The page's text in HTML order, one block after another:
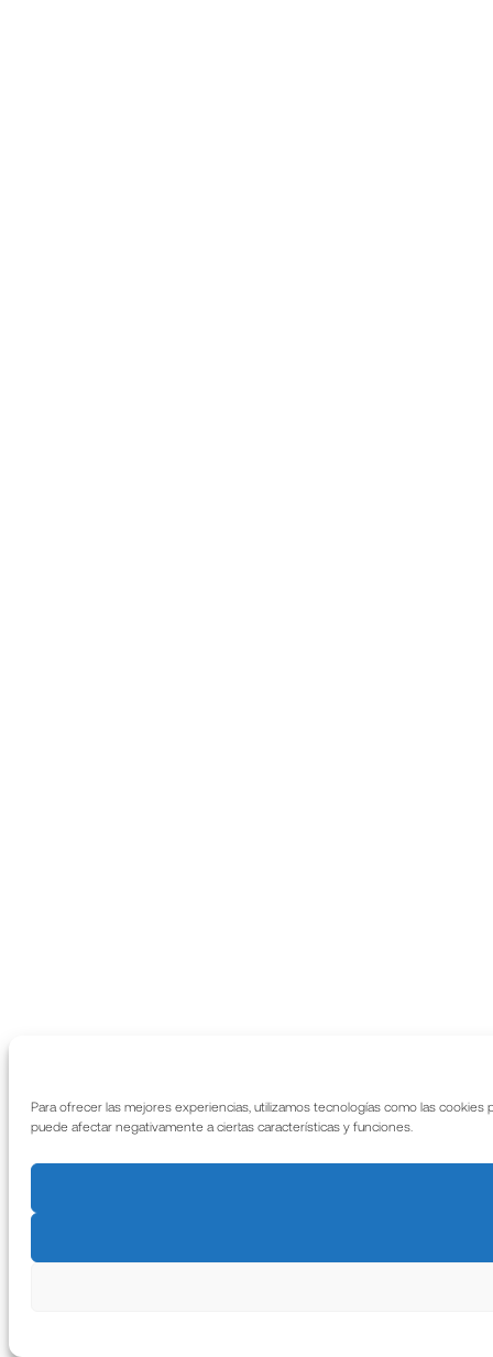
Para ofrecer las mejores experiencias, utilizamos tecnologías como las
puede afectar negativamente a ciertas características y funciones.